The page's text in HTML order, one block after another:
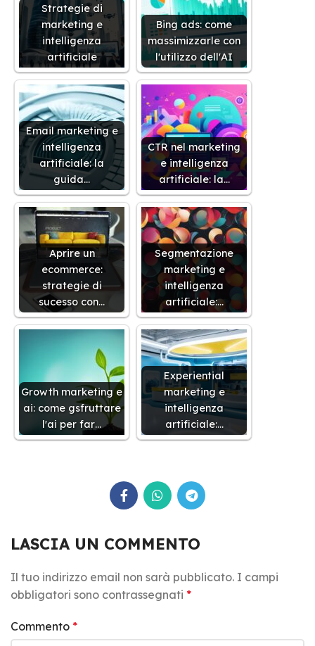
Strategie di
marketing e
intelligenza
artificiale
Bing ads: come
massimizzarle con
l'utilizzo dell'AI
Email marketing e
intelligenza
artificiale: la
guida…
CTR nel marketing
e intelligenza
artificiale: la…
Aprire un
ecommerce:
strategie di
sucesso con…
Segmentazione
marketing e
intelligenza
artificiale:…
Growth marketing e
ai: come gsfruttare
l'ai per far…
Experiential
marketing e
intelligenza
artificiale:…
LASCIA UN COMMENTO
Il tuo indirizzo email non sarà pubblicato. I campi
obbligatori sono contrassegnati *
Commento *